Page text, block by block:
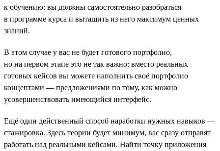
к обучению: вы должны самостоятельно разобраться
в программе курса и вытащить из него максимум ценных
знаний.
В этом случае у вас не будет готового портфолио,
но на первом этапе это не так важно: вместо реальных
готовых кейсов вы можете наполнить своё портфолио
концептами — предложениями по тому, как можно
усовершенствовать имеющийся интерфейс.
Ещё один действенный способ наработки нужных навыков —
стажировка. Здесь теории будет минимум, вас сразу отправят
работать над реальными кейсами. Найти точку приложения